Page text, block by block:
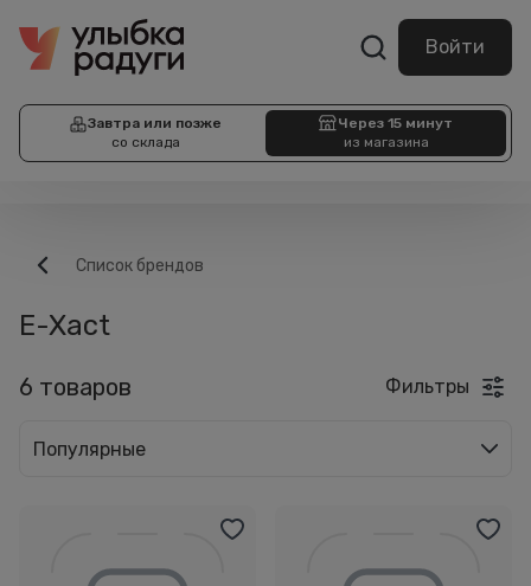
Войти
Завтра или позже
со склада
Через 15 минут
из магазина
Список брендов
E-Xact
6 товаров Фильтры
Популярные